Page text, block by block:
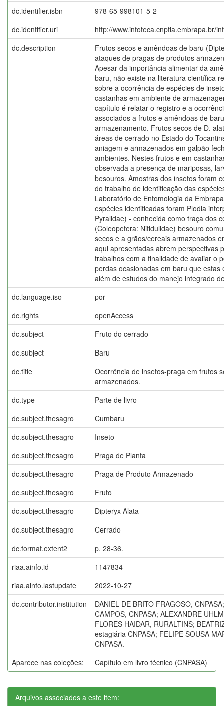
dc.identifier.isbn
978-65-998101-5-2
dc.identifier.uri
http://www.infoteca.cnptia.embrapa.br/
dc.description
Frutos secos e amêndoas de baru
ataques de pragas de produtos
Apesar da importância alimentar da
baru, não existe na literatura científica
sobre a ocorrência de espécies de
castanhas em ambiente de
capítulo é relatar o registro e a
associados a frutos e amêndoas de
armazenamento. Frutos secos de D.
áreas de cerrado no Estado do
aniagem e armazenados em galpão
ambientes. Nestes frutos e em
observada a presença de mariposas,
besouros. Amostras dos insetos foram
do trabalho de identificação das
Laboratório de Entomologia da
espécies identificadas foram Plodia
Pyralidae) - conhecida como traça dos
(Coleopetera: Nitidulidae) besouro
secos e a grãos/cereais armazenados
aqui apresentadas abrem perspectivas
trabalhos com a finalidade de avaliar o
perdas ocasionadas em baru que estas
além de estudos do manejo integrado
dc.language.iso
por
dc.rights
openAccess
dc.subject
Fruto do cerrado
dc.subject
Baru
dc.title
Ocorrência de insetos-praga em frutos
armazenados.
dc.type
Parte de livro
dc.subject.thesagro
Cumbaru
dc.subject.thesagro
Inseto
dc.subject.thesagro
Praga de Planta
dc.subject.thesagro
Praga de Produto Armazenado
dc.subject.thesagro
Fruto
dc.subject.thesagro
Dipteryx Alata
dc.subject.thesagro
Cerrado
dc.format.extent2
p. 28-36.
riaa.ainfo.id
1147834
riaa.ainfo.lastupdate
2022-10-27
dc.contributor.institution
DANIEL DE BRITO FRAGOSO,
CAMPOS, CNPASA; ALEXANDRE
FLORES HAIDAR, RURALTINS;
estagiária CNPASA; FELIPE SOUSA
CNPASA.
Aparece nas coleções:
Capítulo em livro técnico (CNPASA)
Arquivos associados a este item: